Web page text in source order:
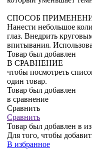
СПОСОБ
Нанести небольшое
глаз. Внедрить
впитывания.
Товар был добавлен
В СРАВНЕНИЕ
чтобы посмотреть
один товар.
Товар был добавлен
в сравнение
Сравнить
Сравнить
Товар был добавлен в
Для того, чтобы
В избранное